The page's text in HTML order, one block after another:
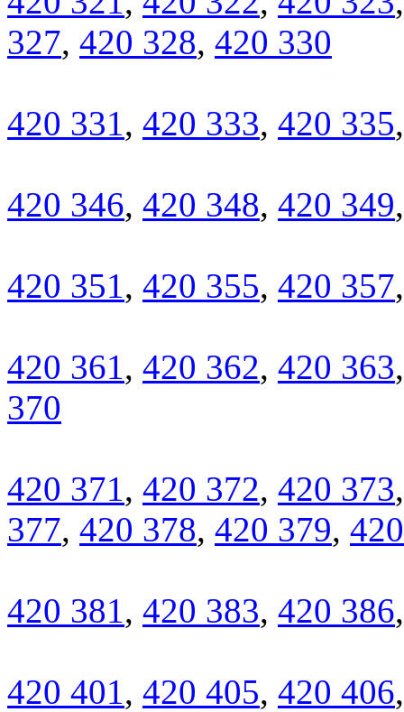
327, 420 328, 420 330
420 331, 420 333, 420 335
420 346, 420 348, 420 349
420 351, 420 355, 420 357
420 361, 420 362, 420 363
370
420 371, 420 372, 420 373
377, 420 378, 420 379,
420 381, 420 383, 420 386
420 401, 420 405, 420 406